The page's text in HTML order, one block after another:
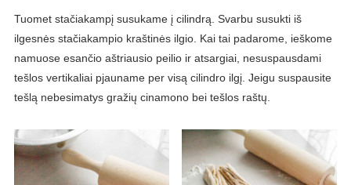
Tuomet stačiakampį susukame į cilindrą. Svarbu susukti iš
ilgesnės stačiakampio kraštinės ilgio. Kai tai padarome, ieškome
namuose esančio aštriausio peilio ir atsargiai, nesuspausdami
tešlos vertikaliai pjauname per visą cilindro ilgį. Jeigu suspausite
tešlą nebesimatys gražių cinamono bei tešlos raštų.